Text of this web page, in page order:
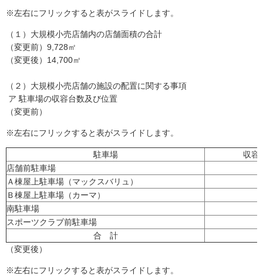
※左右にフリックすると表がスライドします。
（１）大規模小売店舗内の店舗面積の合計
（変更前）9,728㎡
（変更後）14,700㎡
（２）大規模小売店舗の施設の配置に関する事項
ア 駐車場の収容台数及び位置
（変更前）
※左右にフリックすると表がスライドします。
駐車場
収容
店舗前駐車場
Ａ棟屋上駐車場（マックスバリュ）
Ｂ棟屋上駐車場（カーマ）
南駐車場
スポーツクラブ前駐車場
合 計
（変更後）
※左右にフリックすると表がスライドします。